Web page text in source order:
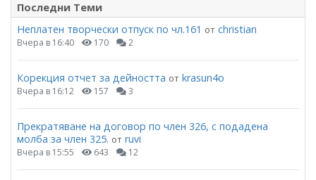
Последни Теми
Неплатен творчески отпуск по чл.161 от christian
Вчера в 16:40 170 2
Корекция отчет за дейността от krasun4o
Вчера в 16:12 157 3
Прекратяване на договор по член 326, с подадена
молба за член 325. от ruvi
Вчера в 15:55 643 12